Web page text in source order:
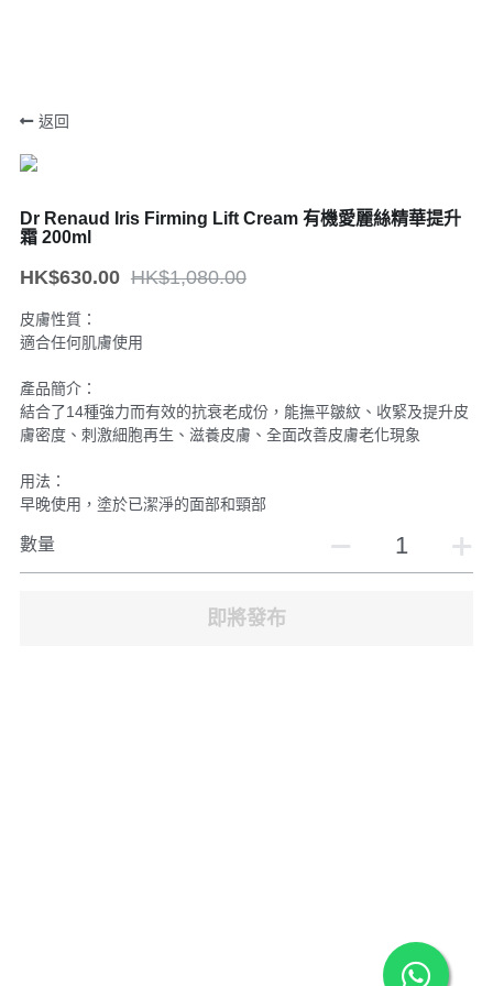
返回
Dr Renaud Iris Firming Lift Cream 有機愛麗絲精華提升
霜 200ml
HK$630.00 HK$1,080.00
皮膚性質：
適合任何肌膚使用
產品簡介：
結合了14種強力而有效的抗衰老成份，能撫平皺紋、收緊及提升皮
膚密度、刺激細胞再生、滋養皮膚、全面改善皮膚老化現象
用法：
早晚使用，塗於已潔淨的面部和頸部
數量
即將發布